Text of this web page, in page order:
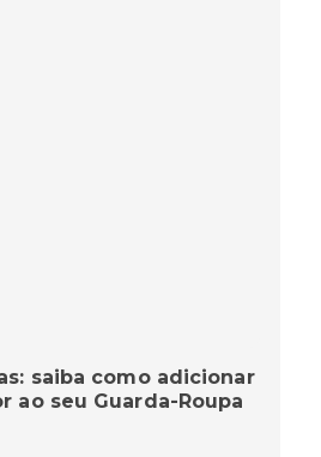
saiba como adicionar
ao seu Guarda-Roupa